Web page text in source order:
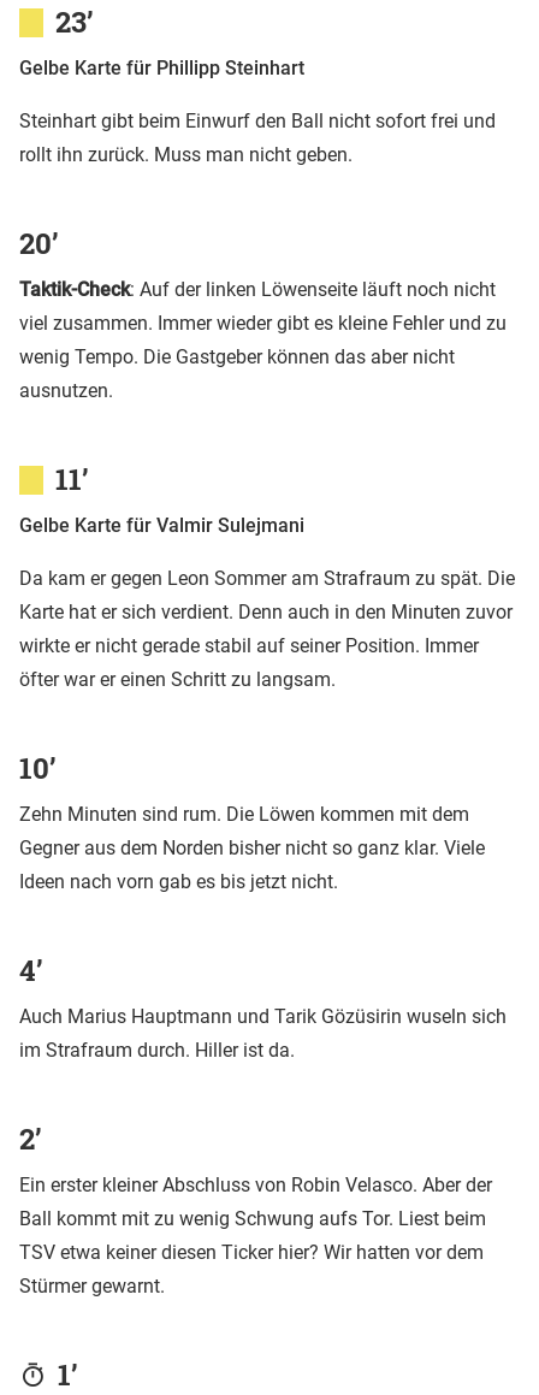
23’
Gelbe Karte für Phillipp Steinhart
Steinhart gibt beim Einwurf den Ball nicht sofort frei und
rollt ihn zurück. Muss man nicht geben.
20’
Taktik-Check: Auf der linken Löwenseite läuft noch nicht
viel zusammen. Immer wieder gibt es kleine Fehler und zu
wenig Tempo. Die Gastgeber können das aber nicht
ausnutzen.
11’
Gelbe Karte für Valmir Sulejmani
Da kam er gegen Leon Sommer am Strafraum zu spät. Die
Karte hat er sich verdient. Denn auch in den Minuten zuvor
wirkte er nicht gerade stabil auf seiner Position. Immer
öfter war er einen Schritt zu langsam.
10’
Zehn Minuten sind rum. Die Löwen kommen mit dem
Gegner aus dem Norden bisher nicht so ganz klar. Viele
Ideen nach vorn gab es bis jetzt nicht.
4’
Auch Marius Hauptmann und Tarik Gözüsirin wuseln sich
im Strafraum durch. Hiller ist da.
2’
Ein erster kleiner Abschluss von Robin Velasco. Aber der
Ball kommt mit zu wenig Schwung aufs Tor. Liest beim
TSV etwa keiner diesen Ticker hier? Wir hatten vor dem
Stürmer gewarnt.
1’